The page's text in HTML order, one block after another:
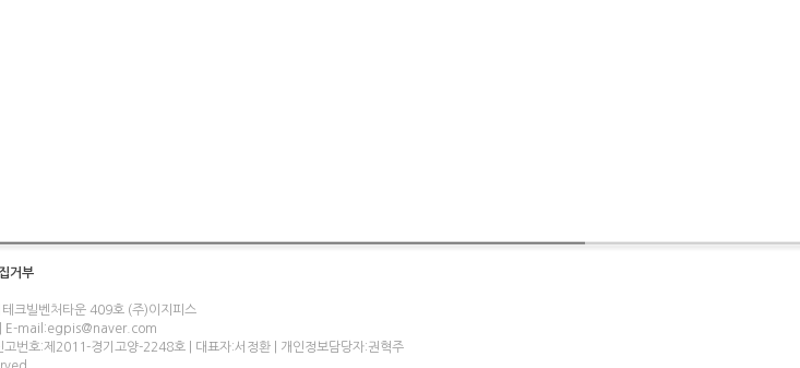
거부
크빌벤처타운 409호 (주)이지피스
E-mail:egpis@naver.com
번호:제2011-경기고양-2248호 | 대표자:서정환 | 개인정보담당자:권혁주